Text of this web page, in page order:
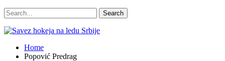
Home
Popović Predrag